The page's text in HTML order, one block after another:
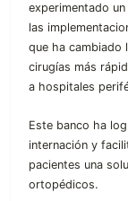
experimentado
las
que ha cambiado
cirugías más
a hospitales
Este banco ha
internación y
pacientes una
ortopédicos.